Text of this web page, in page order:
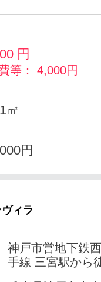
円
等： 4,000円
㎡
円
ィラ
神戸市営地下鉄
手線 三宮駅から